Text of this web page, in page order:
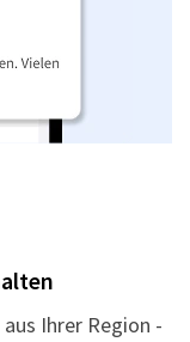
Ihrer Region -